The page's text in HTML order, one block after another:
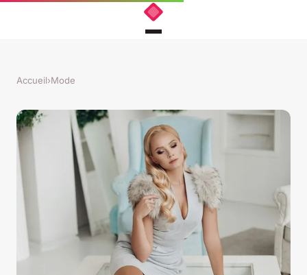
Accueil›Mode